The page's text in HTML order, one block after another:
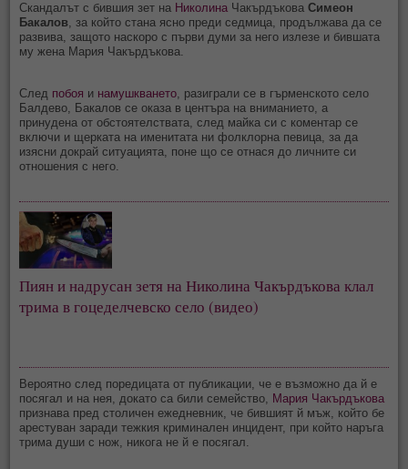
Скандалът с бившия зет на Николина ЧакърдъковаСимеон
Бакалов, за който стана ясно преди седмица, продължава да се
развива, защото наскоро с първи думи за него излезе и бившата
му жена Мария Чакърдъкова.
След побоя и намушкването, разиграли се в гърменското село
Балдево, Бакалов се оказа в центъра на вниманието, а
принудена от обстоятелствата, след майка си с коментар се
включи и щерката на именитата ни фолклорна певица, за да
изясни докрай ситуацията, поне що се отнася до личните си
отношения с него.
Пиян и надрусан зетя на Николина Чакърдъкова клал
трима в гоцеделчевско село (видео)
Вероятно след поредицата от публикации, че е възможно да й е
посягал и на нея, докато са били семейство,
Мария Чакърдъкова
признава пред столичен ежедневник, че бившият й мъж, който бе
арестуван заради тежкия криминален инцидент, при който наръга
трима души с нож, никога не й е посягал.